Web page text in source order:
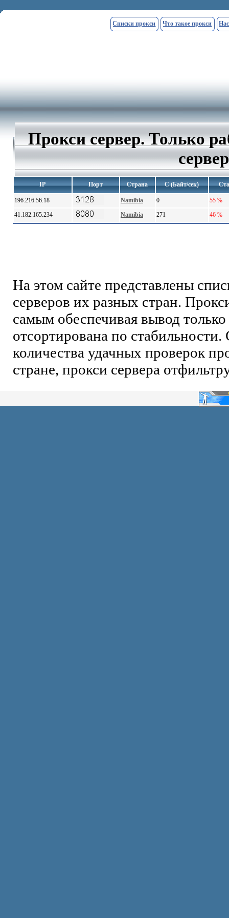
Списки прокси Что такое прокси
Прокси сервер. Только
IP Порт Страна С (Байт/сек)
196.216.56.18 Namibia 0
55 %
41.182.165.234
Namibia 271 46 %
На этом сайте представлены
серверов их разных стран.
самым обеспечивая вывод
отсортирована по стабильности.
количества удачных проверок
стране, прокси сервера